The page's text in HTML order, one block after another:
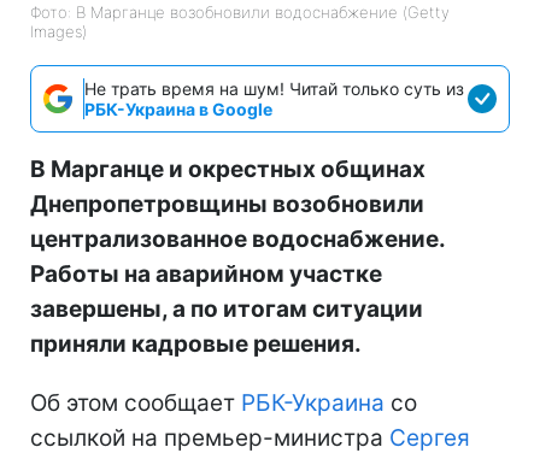
Фото: В Марганце возобновили водоснабжение (Getty
Images)
Не трать время на шум! Читай только суть из
РБК-Украина в Google
В Марганце и окрестных общинах
Днепропетровщины возобновили
централизованное водоснабжение.
Работы на аварийном участке
завершены, а по итогам ситуации
приняли кадровые решения.
Об этом сообщает РБК-Украина со
ссылкой на премьер-министра Сергея